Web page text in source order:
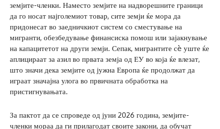
земјите-членки. Наместо земјите на надворешните граници
да го носат најголемиот товар, сите земји ќе мора да
придонесат во заедничкиот систем со сместување на
мигранти, обезбедување финансиска помош или зајакнување
на капацитетот на други земји. Сепак, мигрантите сè уште ќе
аплицираат за азил во првата земја од ЕУ во која ќе влезат,
што значи дека земјите од јужна Европа ќе продолжат да
играат значајна улога во првичната обработка на
пристигнувањата.
За пактот да се спроведе од јуни 2026 година, земјите-
членки мораа да ги прилагодат своите закони, да обучат